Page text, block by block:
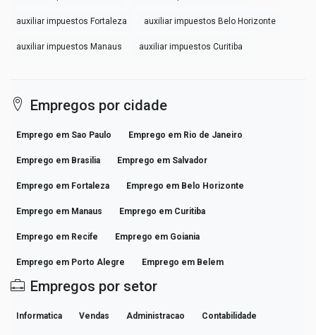
auxiliar impuestos Fortaleza auxiliar impuestos Belo Horizonte
auxiliar impuestos Manaus auxiliar impuestos Curitiba
Empregos por cidade
Emprego em Sao Paulo Emprego em Rio de Janeiro
Emprego em Brasilia Emprego em Salvador
Emprego em Fortaleza Emprego em Belo Horizonte
Emprego em Manaus Emprego em Curitiba
Emprego em Recife Emprego em Goiania
Emprego em Porto Alegre Emprego em Belem
Empregos por setor
Informatica Vendas Administracao Contabilidade